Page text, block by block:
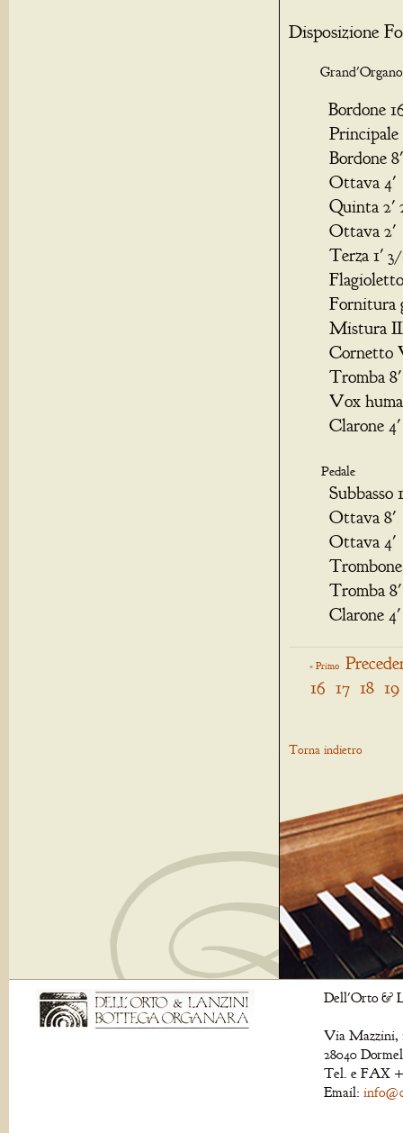
Disposizione
Quinta
Terza
Tromba 8'
Vox
Clarone 4'
Ottava 8'
Ottava 4'
Trombone
Tromba 8'
Clarone 4'
« Primo
16 17 18 19
Torna indietro
Dell'Orto &
Via Mazzini,
28040
Tel. e FAX
Email: